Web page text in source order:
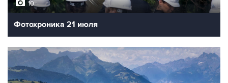
10
Фотохроника 21 июля